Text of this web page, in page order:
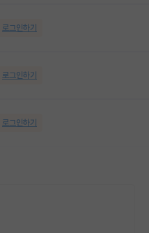
로그인하기
로그인하기
로그인하기